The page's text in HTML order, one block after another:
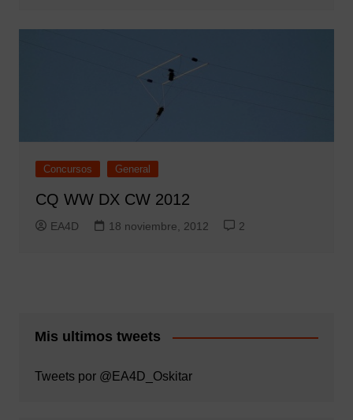
Concursos General
CQ WW DX CW 2012
EA4D 18 noviembre, 2012 2
Mis ultimos tweets
Tweets por @EA4D_Oskitar